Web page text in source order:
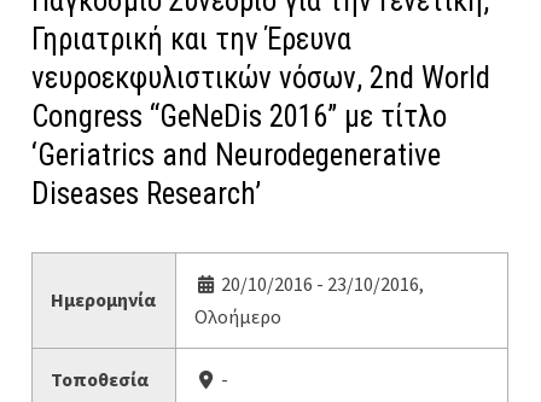
Γηριατρική και την Έρευνα
νευροεκφυλιστικών νόσων, 2nd World
Congress “GeNeDis 2016” με τίτλο
‘Geriatrics and Neurodegenerative
Diseases Research’
Ημερομηνία
20/10/2016 - 23/10/2016,
Ολοήμερο
Τοποθεσία -